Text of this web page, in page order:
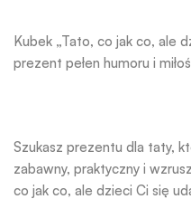
Kubek „Tato, co jak co, ale
prezent pełen humoru i
Szukasz prezentu dla taty,
zabawny, praktyczny i
co jak co, ale dzieci Ci się